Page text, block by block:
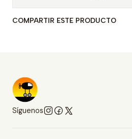
COMPARTIR ESTE PRODUCTO
Síguenos